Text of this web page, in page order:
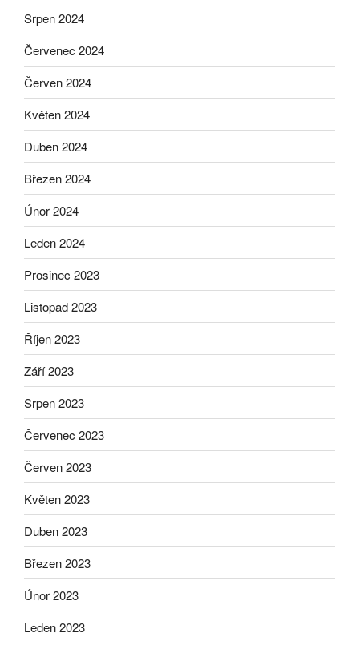
Srpen 2024
Červenec 2024
Červen 2024
Květen 2024
Duben 2024
Březen 2024
Únor 2024
Leden 2024
Prosinec 2023
Listopad 2023
Říjen 2023
Září 2023
Srpen 2023
Červenec 2023
Červen 2023
Květen 2023
Duben 2023
Březen 2023
Únor 2023
Leden 2023